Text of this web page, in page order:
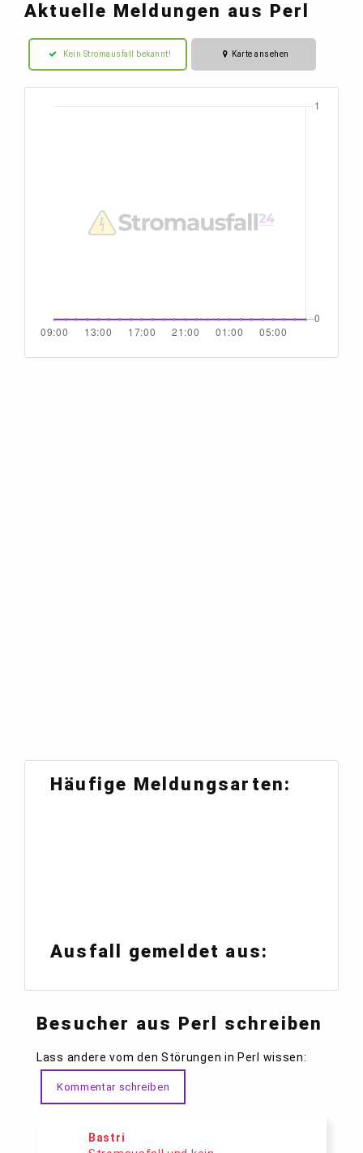
Aktuelle Meldungen aus Perl
Kein Stromausfall bekannt! Karte ansehen
Häufige Meldungsarten:
Ausfall gemeldet aus:
Besucher aus Perl schreiben
Lass andere vom den Störungen in Perl wissen:
Kommentar schreiben
Bastri